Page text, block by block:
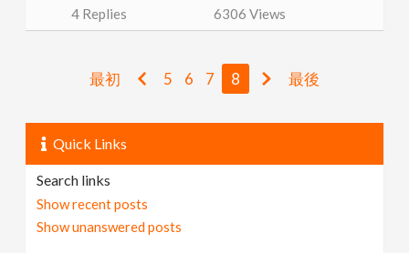
4 Replies 6306 Views
最初 5 6 7 8 最後
Quick Links
Search links
Show recent posts
Show unanswered posts